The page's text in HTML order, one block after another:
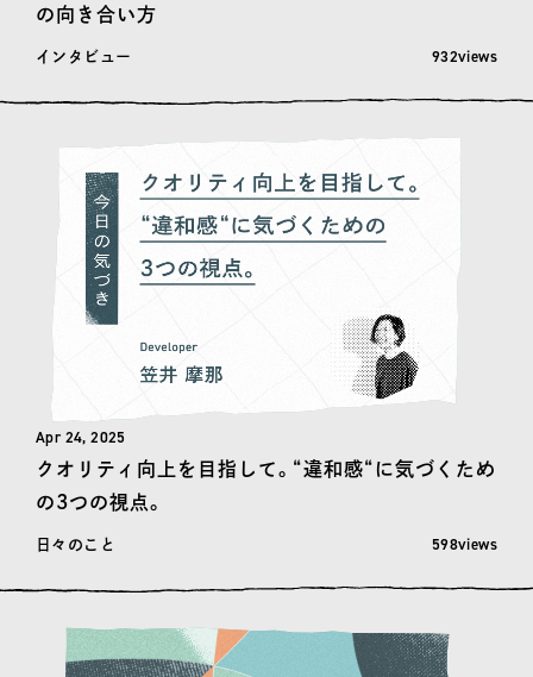
の向き合い方
インタビュー 閲覧数: 932
932views
Apr 24, 2025
クオリティ向上を目指して。“違和感“に気づくため
の3つの視点。
日々のこと 閲覧数: 598
598views